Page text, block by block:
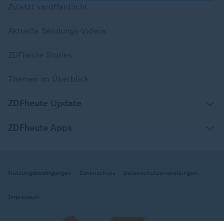
Nutzungsbedingungen Datenschutz Datenschutzeinstellungen
Impressum